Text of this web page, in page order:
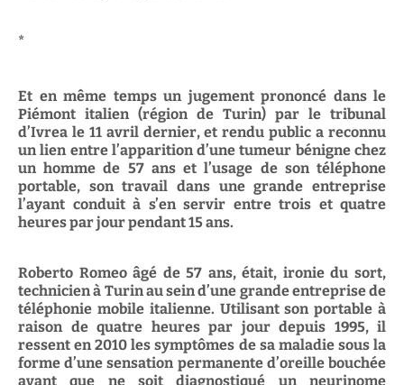
*
Et en même temps un jugement prononcé dans le
Piémont italien (région de Turin) par le tribunal
d’Ivrea le 11 avril dernier, et rendu public a reconnu
un lien entre l’apparition d’une tumeur bénigne chez
un homme de 57 ans et l’usage de son téléphone
portable, son travail dans une grande entreprise
l’ayant conduit à s’en servir entre trois et quatre
heures par jour pendant 15 ans.
Roberto Romeo âgé de 57 ans, était, ironie du sort,
technicien à Turin au sein d’une grande entreprise de
téléphonie mobile italienne. Utilisant son portable à
raison de quatre heures par jour depuis 1995, il
ressent en 2010 les symptômes de sa maladie sous la
forme d’une sensation permanente d’oreille bouchée
avant que ne soit diagnostiqué un neurinome